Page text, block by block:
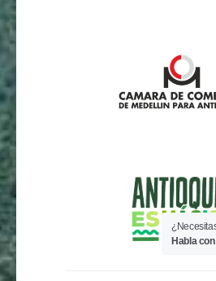
Habla